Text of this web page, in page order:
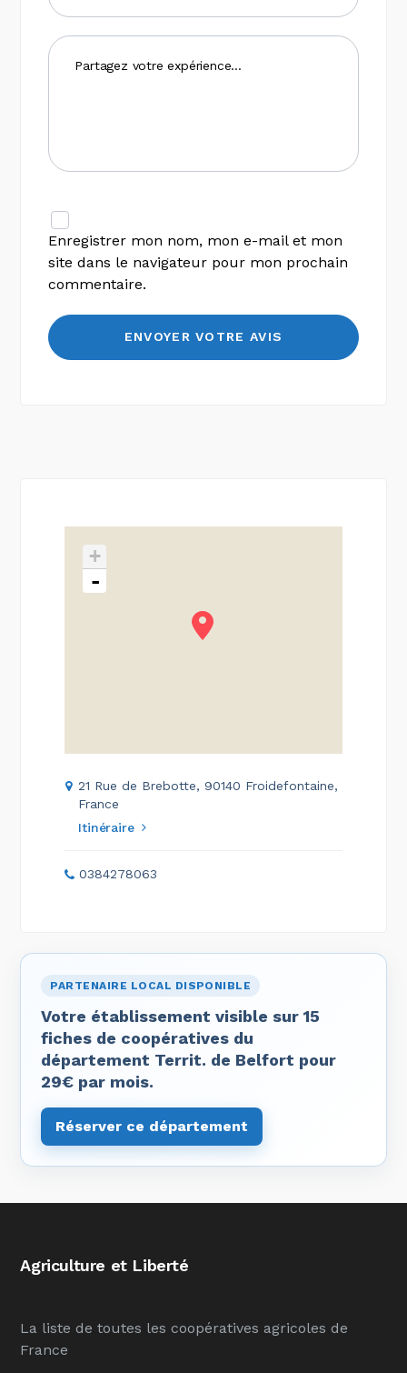
Enregistrer mon nom, mon e-mail et mon
site dans le navigateur pour mon prochain
commentaire.
+
-
21 Rue de Brebotte, 90140 Froidefontaine,
France
Itinéraire
0384278063
PARTENAIRE LOCAL DISPONIBLE
Votre établissement visible sur 15
fiches de coopératives du
département Territ. de Belfort pour
29€ par mois.
Réserver ce département
Agriculture et Liberté
La liste de toutes les coopératives agricoles de
France